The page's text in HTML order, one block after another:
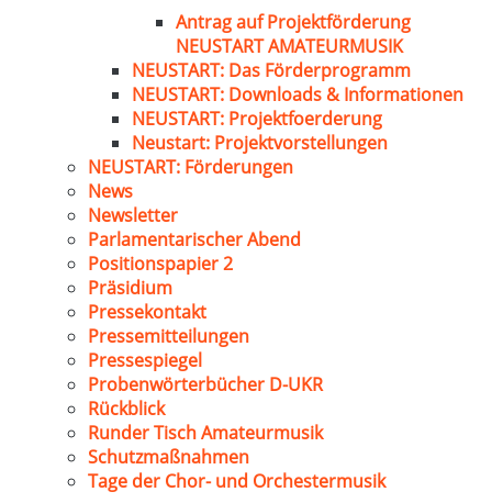
Antrag auf Projektförderung
NEUSTART AMATEURMUSIK
NEUSTART: Das Förderprogramm
NEUSTART: Downloads & Informationen
NEUSTART: Projektfoerderung
Neustart: Projektvorstellungen
NEUSTART: Förderungen
News
Newsletter
Parlamentarischer Abend
Positionspapier 2
Präsidium
Pressekontakt
Pressemitteilungen
Pressespiegel
Probenwörterbücher D-UKR
Rückblick
Runder Tisch Amateurmusik
Schutzmaßnahmen
Tage der Chor- und Orchestermusik